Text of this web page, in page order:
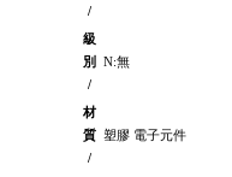
/
級
別
/
N:無
材
質
/
塑膠 電子元件